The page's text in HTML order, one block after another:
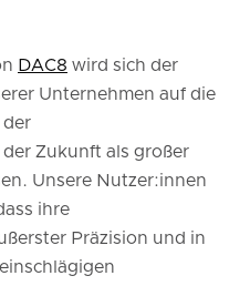
DAC8 wird sich der
Unternehmen auf die
der
Zukunft als großer
Unsere Nutzer:innen
ihre
Präzision und in